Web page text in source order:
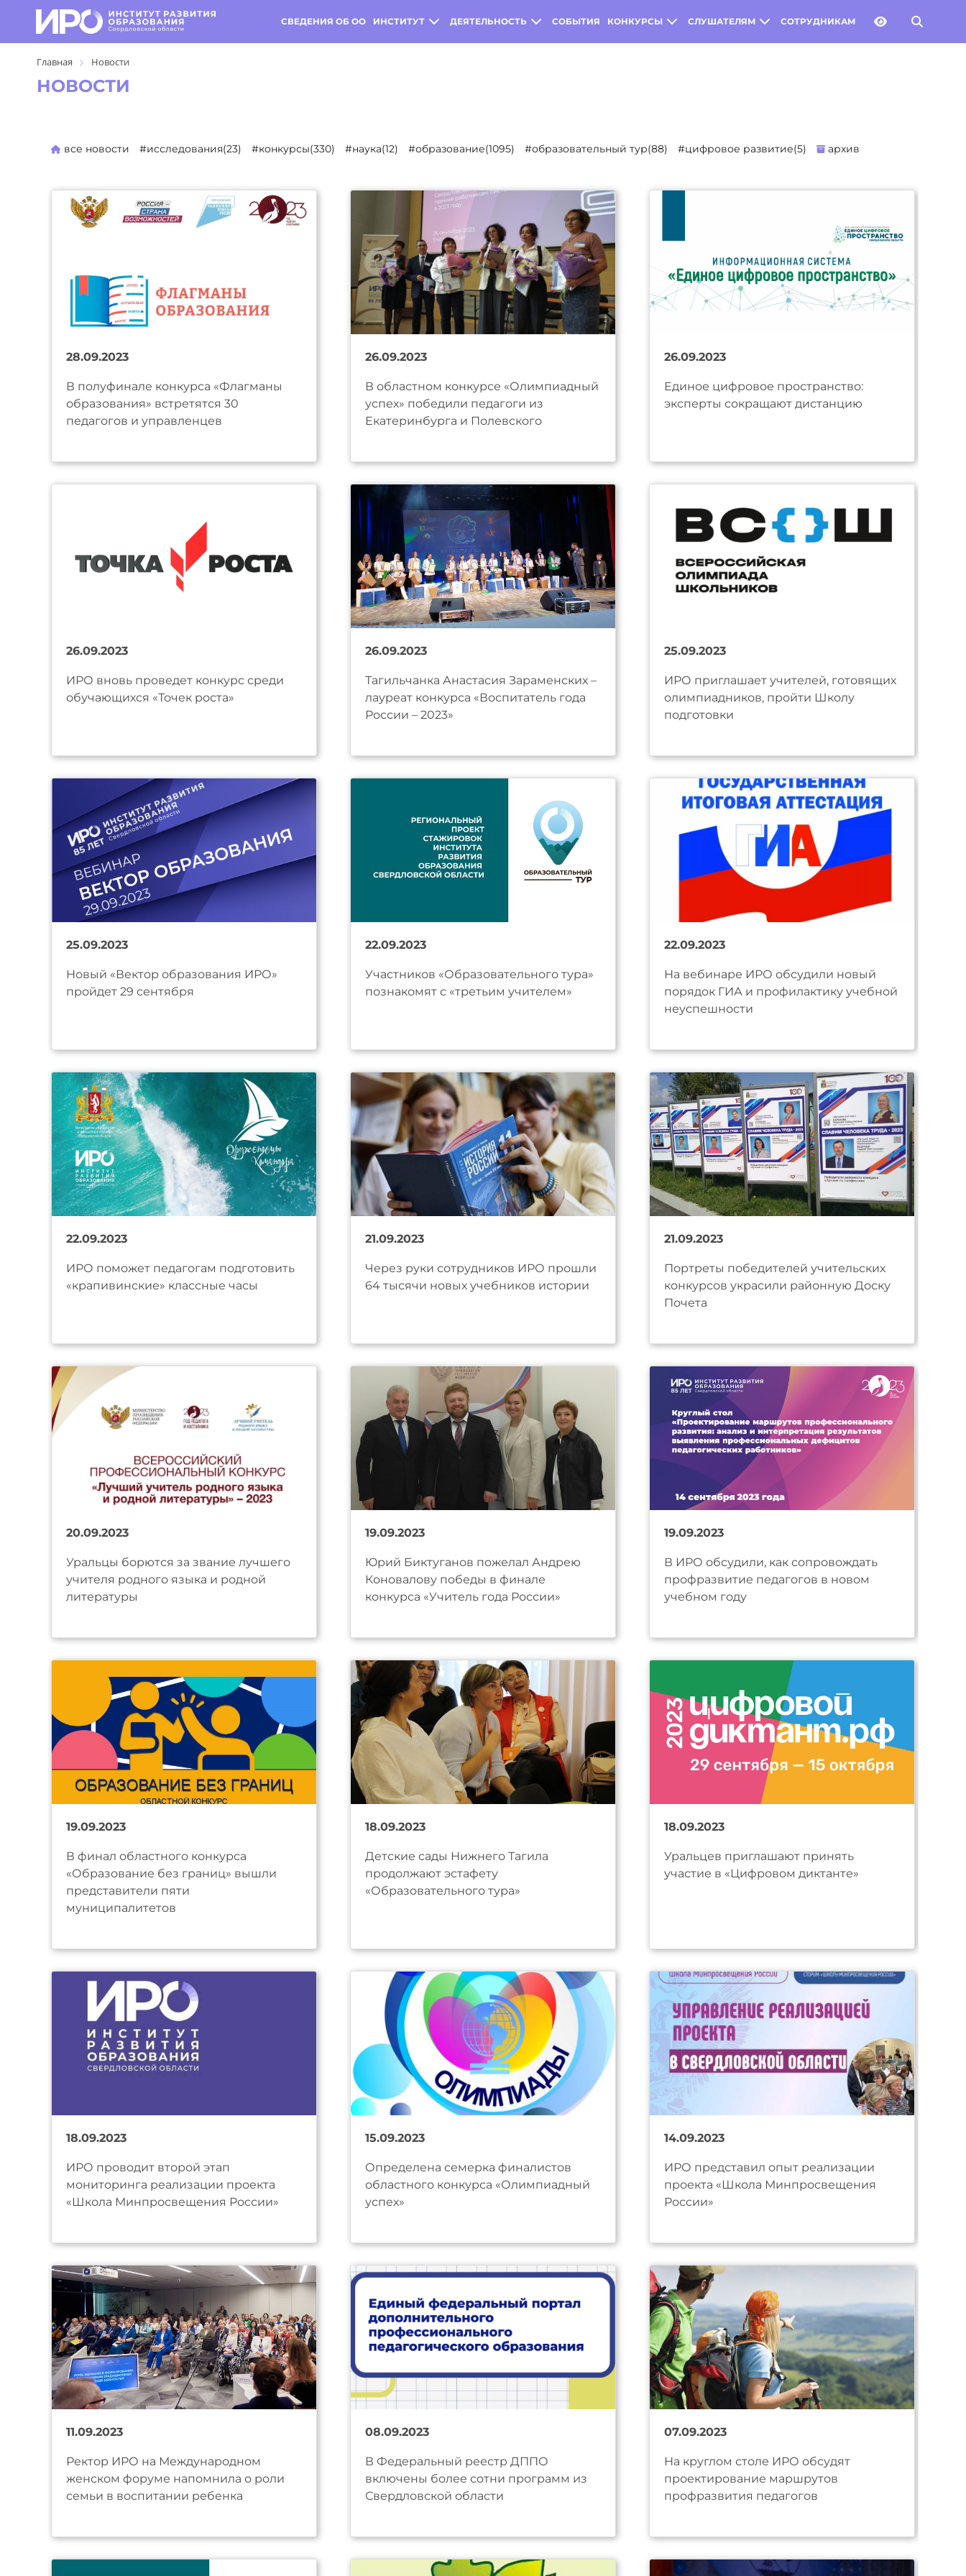
СВЕДЕНИЯ ОБ ОО ИНСТИТУТ ДЕЯТЕЛЬНОСТЬ СОБЫТИЯ КОНКУРСЫ СЛУШАТЕЛЯМ СОТРУДНИКАМ
Главная Новости
НОВОСТИ
все новости #исследования(23) #конкурсы(330) #наука(12) #образование(1095) #образовательный тур(88) #цифровое развитие(5) архив
28.09.2023
В полуфинале конкурса «Флагманы
образования» встретятся 30
педагогов и управленцев
26.09.2023
В областном конкурсе «Олимпиадный
успех» победили педагоги из
Екатеринбурга и Полевского
26.09.2023
Единое цифровое пространство:
эксперты сокращают дистанцию
26.09.2023
ИРО вновь проведет конкурс среди
обучающихся «Точек роста»
26.09.2023
Тагильчанка Анастасия Зараменских –
лауреат конкурса «Воспитатель года
России – 2023»
25.09.2023
ИРО приглашает учителей, готовящих
олимпиадников, пройти Школу
подготовки
25.09.2023
Новый «Вектор образования ИРО»
пройдет 29 сентября
22.09.2023
Участников «Образовательного тура»
познакомят с «третьим учителем»
22.09.2023
На вебинаре ИРО обсудили новый
порядок ГИА и профилактику учебной
неуспешности
22.09.2023
ИРО поможет педагогам подготовить
«крапивинские» классные часы
21.09.2023
Через руки сотрудников ИРО прошли
64 тысячи новых учебников истории
21.09.2023
Портреты победителей учительских
конкурсов украсили районную Доску
Почета
20.09.2023
Уральцы борются за звание лучшего
учителя родного языка и родной
литературы
19.09.2023
Юрий Биктуганов пожелал Андрею
Коновалову победы в финале
конкурса «Учитель года России»
19.09.2023
В ИРО обсудили, как сопровождать
профразвитие педагогов в новом
учебном году
19.09.2023
В финал областного конкурса
«Образование без границ» вышли
представители пяти
муниципалитетов
18.09.2023
Детские сады Нижнего Тагила
продолжают эстафету
«Образовательного тура»
18.09.2023
Уральцев приглашают принять
участие в «Цифровом диктанте»
18.09.2023
ИРО проводит второй этап
мониторинга реализации проекта
«Школа Минпросвещения России»
15.09.2023
Определена семерка финалистов
областного конкурса «Олимпиадный
успех»
14.09.2023
ИРО представил опыт реализации
проекта «Школа Минпросвещения
России»
11.09.2023
Ректор ИРО на Международном
женском форуме напомнила о роли
семьи в воспитании ребенка
08.09.2023
В Федеральный реестр ДППО
включены более сотни программ из
Свердловской области
07.09.2023
На круглом столе ИРО обсудят
проектирование маршрутов
профразвития педагогов